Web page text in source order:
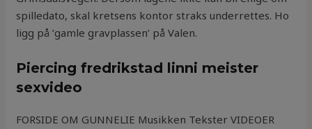
spilledato, skal kretsens kontor straks underrettes. Ho
ligg på ’gamle gravplassen’ på Valen.
Piercing fredrikstad linni meister
sexvideo
FORSIDE OM GUNNELIE Musikken Tekster VIDEOER